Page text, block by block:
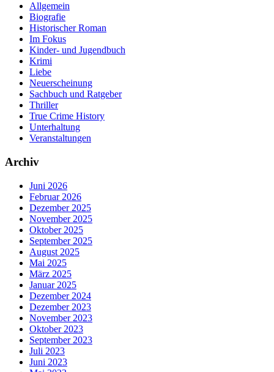
Allgemein
Biografie
Historischer Roman
Im Fokus
Kinder- und Jugendbuch
Krimi
Liebe
Neuerscheinung
Sachbuch und Ratgeber
Thriller
True Crime History
Unterhaltung
Veranstaltungen
Archiv
Juni 2026
Februar 2026
Dezember 2025
November 2025
Oktober 2025
September 2025
August 2025
Mai 2025
März 2025
Januar 2025
Dezember 2024
Dezember 2023
November 2023
Oktober 2023
September 2023
Juli 2023
Juni 2023